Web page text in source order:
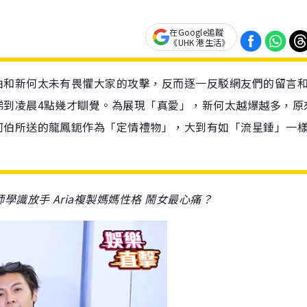
在Google追蹤
《UHK 港生活》
新何太未有畏懼大家的攻擊，反而逐一反駁網友們的留言
凌晨4點幾才瞓覺。為展現「真愛」，新何太越爆越多，原
所送的龍鳳鈪作為「定情禮物」，大到有如「流星錘」一
識放手 Aria複製媽媽性格 鬧女最心痛？